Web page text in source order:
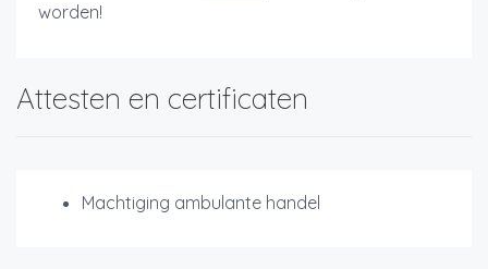
worden!
Attesten en certificaten
Machtiging ambulante handel